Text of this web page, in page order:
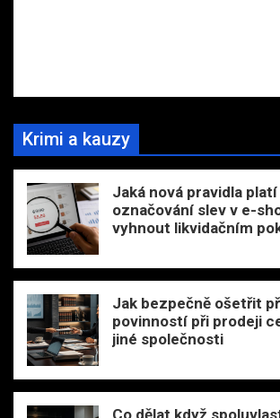
Krimi a kauzy
Jaká nová pravidla
označování slev v e-
vyhnout likvidačním
Jak bezpečně ošetřit
povinností při prodeji
jiné společnosti